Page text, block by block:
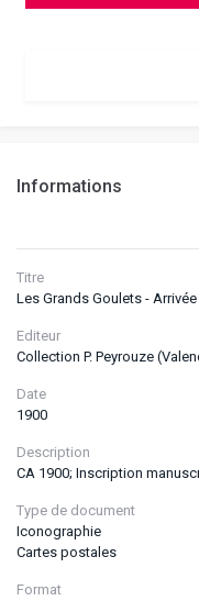
Informations
Titre
Les Grands Goulets -
Editeur
Collection P. Peyrouze
Date
1900
Description
CA 1900; Inscription
Type de document
Iconographie
Cartes postales
Format